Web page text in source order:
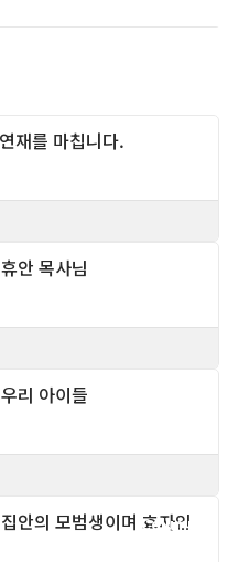
재를 마칩니다.
안 목사님
리 아이들
Column
안의 모범생이며 효자인